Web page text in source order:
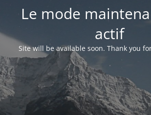
Le mode
actif
Site will be available soon. Thank you